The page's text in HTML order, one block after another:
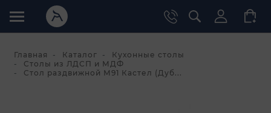
Главная Каталог
Кухонные столы
Столы из ЛДСП и МДФ
Стол раздвижной М91 Кастел (Дуб...